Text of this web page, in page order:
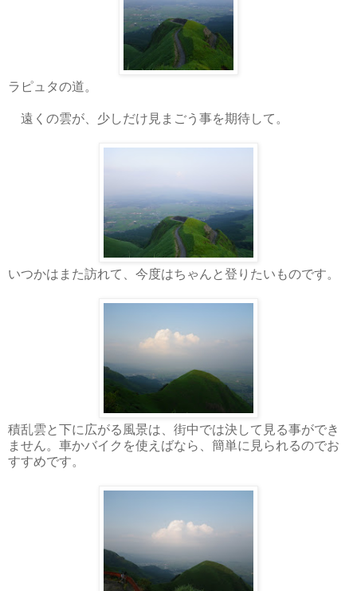
ラピュタの道。
遠くの雲が、少しだけ見まごう事を期待して。
いつかはまた訪れて、今度はちゃんと登りたいものです。
積乱雲と下に広がる風景は、街中では決して見る事ができ
ません。車かバイクを使えばなら、簡単に見られるのでお
すすめです。